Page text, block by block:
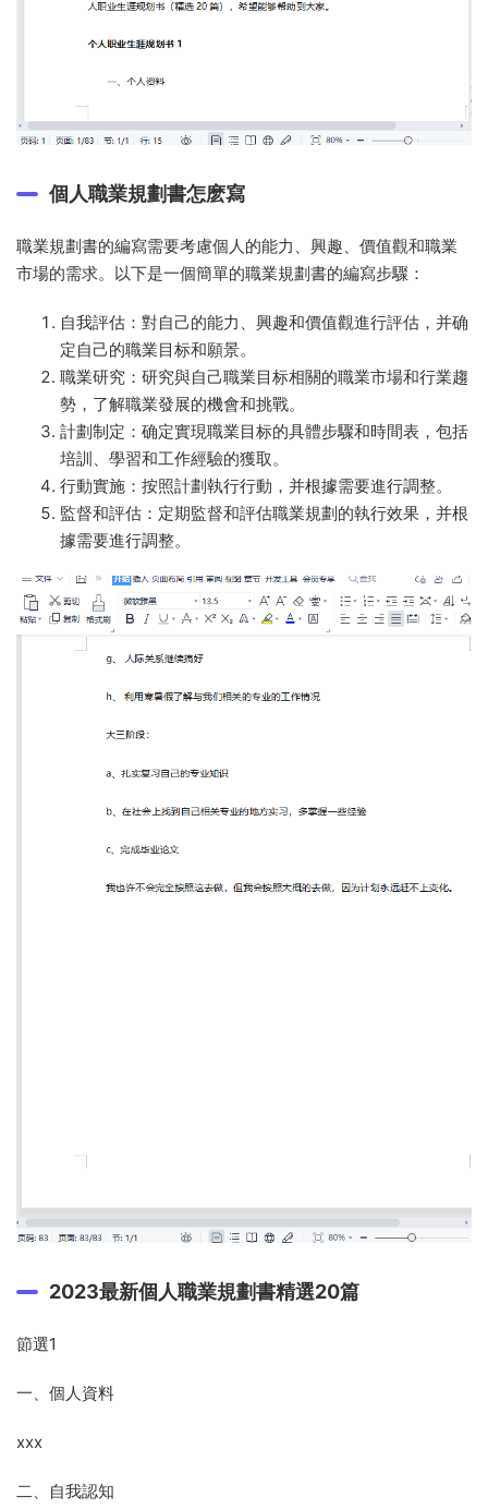
個人職業規劃書怎麽寫
職業規劃書的編寫需要考慮個人的能力、興趣、價值觀和職業
市場的需求。以下是一個簡單的職業規劃書的編寫步驟：
自我評估：對自己的能力、興趣和價值觀進行評估，并确
定自己的職業目标和願景。
職業研究：研究與自己職業目标相關的職業市場和行業趨
勢，了解職業發展的機會和挑戰。
計劃制定：确定實現職業目标的具體步驟和時間表，包括
培訓、學習和工作經驗的獲取。
行動實施：按照計劃執行行動，并根據需要進行調整。
監督和評估：定期監督和評估職業規劃的執行效果，并根
據需要進行調整。
2023最新個人職業規劃書精選20篇
節選1
一、個人資料
xxx
二、自我認知